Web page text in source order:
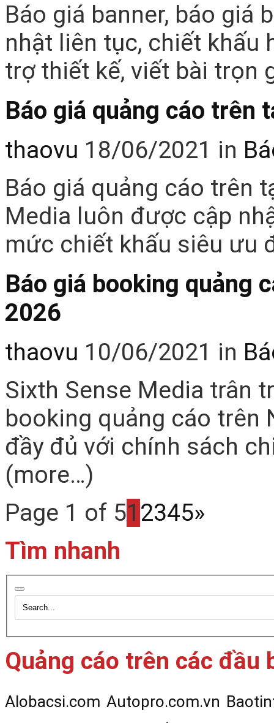
Báo giá banner, báo giá
nhật liên tục, chiết khấu
trợ thiết kế, viết bài trọn
Báo giá quảng cáo trên
thaovu 18/06/2021 in
Báo giá quảng cáo trên
Media luôn được cập
mức chiết khấu siêu ưu
Báo giá booking quảng
2026
thaovu 10/06/2021 in
Sixth Sense Media trân
booking quảng cáo trên
đầy đủ với chính sách
(more…)
Page 1 of 51 2345»
Tìm nhanh
Quảng cáo trên các đầu
Alobacsi.com Autopro.com.vn